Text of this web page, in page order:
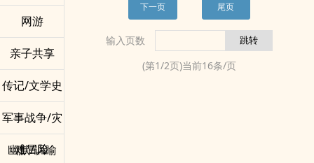
网游
亲子共享
传记/文学史
军事战争/灾
难冒险
幽默/讽喻
下一页 尾页
输入页数
(第1/2页)当前16条/页